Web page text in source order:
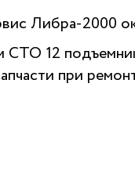
Либра-2000
СТО 12
при